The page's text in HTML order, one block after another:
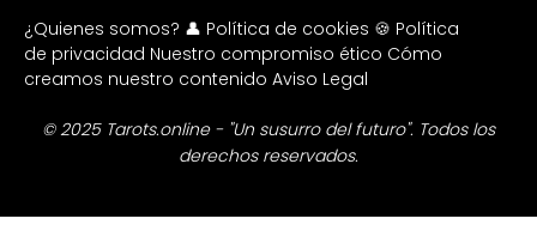
¿Quienes somos? 👤 Política de cookies 🍪 Política
de privacidad Nuestro compromiso ético Cómo
creamos nuestro contenido Aviso Legal
© 2025 Tarots.online - "Un susurro del futuro". Todos los
derechos reservados.